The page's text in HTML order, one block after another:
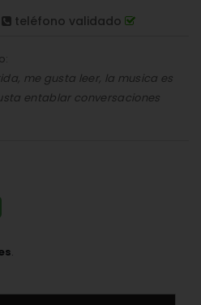
teléfono validado
me gusta leer, la musica es
entablar conversaciones
.